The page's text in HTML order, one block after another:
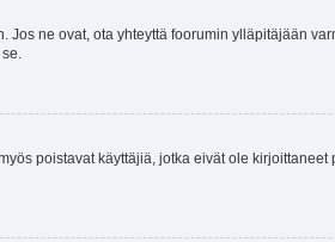
ne ovat, ota yhteyttä foorumin ylläpitäjään
poistavat käyttäjiä, jotka eivät ole